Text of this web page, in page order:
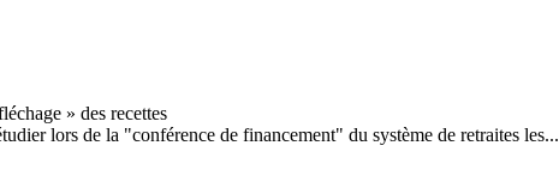
lors de la "conférence de financement" du système de retraites les...